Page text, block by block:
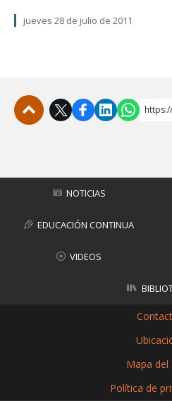
jueves 28 de julio de 2011
NOTICIAS
EDUCACIÓN CONTINUA
VIDEOS
Mapa del
Política de